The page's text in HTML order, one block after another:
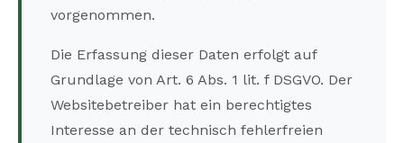
vorgenommen.
Die Erfassung dieser Daten erfolgt auf
Grundlage von Art. 6 Abs. 1 lit. f DSGVO. Der
Websitebetreiber hat ein berechtigtes
Interesse an der technisch fehlerfreien